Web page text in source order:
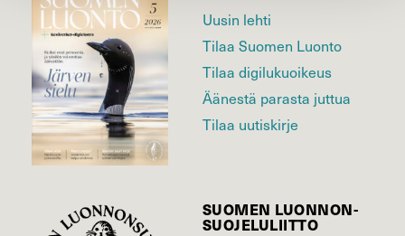
Uusin lehti
Tilaa Suomen Luonto
Tilaa digilukuoikeus
Äänestä parasta juttua
Tilaa uutiskirje
SUOMEN LUONNON­
SUOJELU­LIITTO